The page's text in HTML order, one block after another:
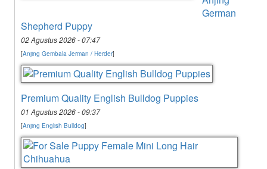
German
Shepherd Puppy
02 Agustus 2026 - 07:47
[Anjing Gembala Jerman / Herder]
Premium Quality English Bulldog Puppies
01 Agustus 2026 - 09:37
[Anjing English Bulldog]